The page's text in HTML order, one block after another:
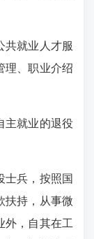
就业人才服
理、职业介绍
就业的退役
兵，按照国
扶持，从事微
外，自其在工